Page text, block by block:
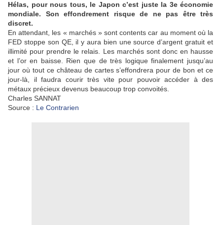
Hélas, pour nous tous, le Japon c’est juste la 3e économie
mondiale. Son effondrement risque de ne pas être très
discret.
En attendant, les « marchés » sont contents car au moment où la
FED stoppe son QE, il y aura bien une source d’argent gratuit et
illimité pour prendre le relais. Les marchés sont donc en hausse
et l’or en baisse. Rien que de très logique finalement jusqu’au
jour où tout ce château de cartes s’effondrera pour de bon et ce
jour-là, il faudra courir très vite pour pouvoir accéder à des
métaux précieux devenus beaucoup trop convoités.
Charles SANNAT
Source : Le Contrarien